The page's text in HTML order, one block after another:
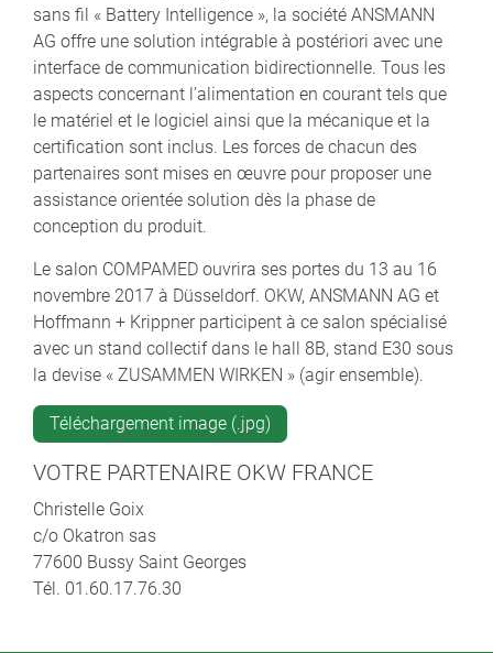
sans fil « Battery Intelligence », la société ANSMANN
AG offre une solution intégrable à postériori avec une
interface de communication bidirectionnelle. Tous les
aspects concernant l’alimentation en courant tels que
le matériel et le logiciel ainsi que la mécanique et la
certification sont inclus. Les forces de chacun des
partenaires sont mises en œuvre pour proposer une
assistance orientée solution dès la phase de
conception du produit.
Le salon COMPAMED ouvrira ses portes du 13 au 16
novembre 2017 à Düsseldorf. OKW, ANSMANN AG et
Hoffmann + Krippner participent à ce salon spécialisé
avec un stand collectif dans le hall 8B, stand E30 sous
la devise « ZUSAMMEN WIRKEN » (agir ensemble).
Téléchargement image (.jpg)
VOTRE PARTENAIRE OKW FRANCE
Christelle Goix
c/o Okatron sas
77600 Bussy Saint Georges
Tél. 01.60.17.76.30